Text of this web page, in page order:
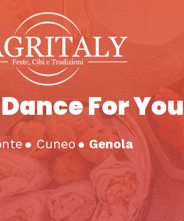
For You
● Cuneo● Genola